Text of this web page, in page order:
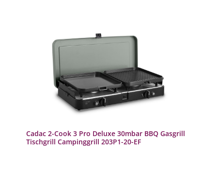
Cadac 2-Cook 3 Pro Deluxe 30mbar BBQ Gasgrill
Tischgrill Campinggrill 203P1-20-EF